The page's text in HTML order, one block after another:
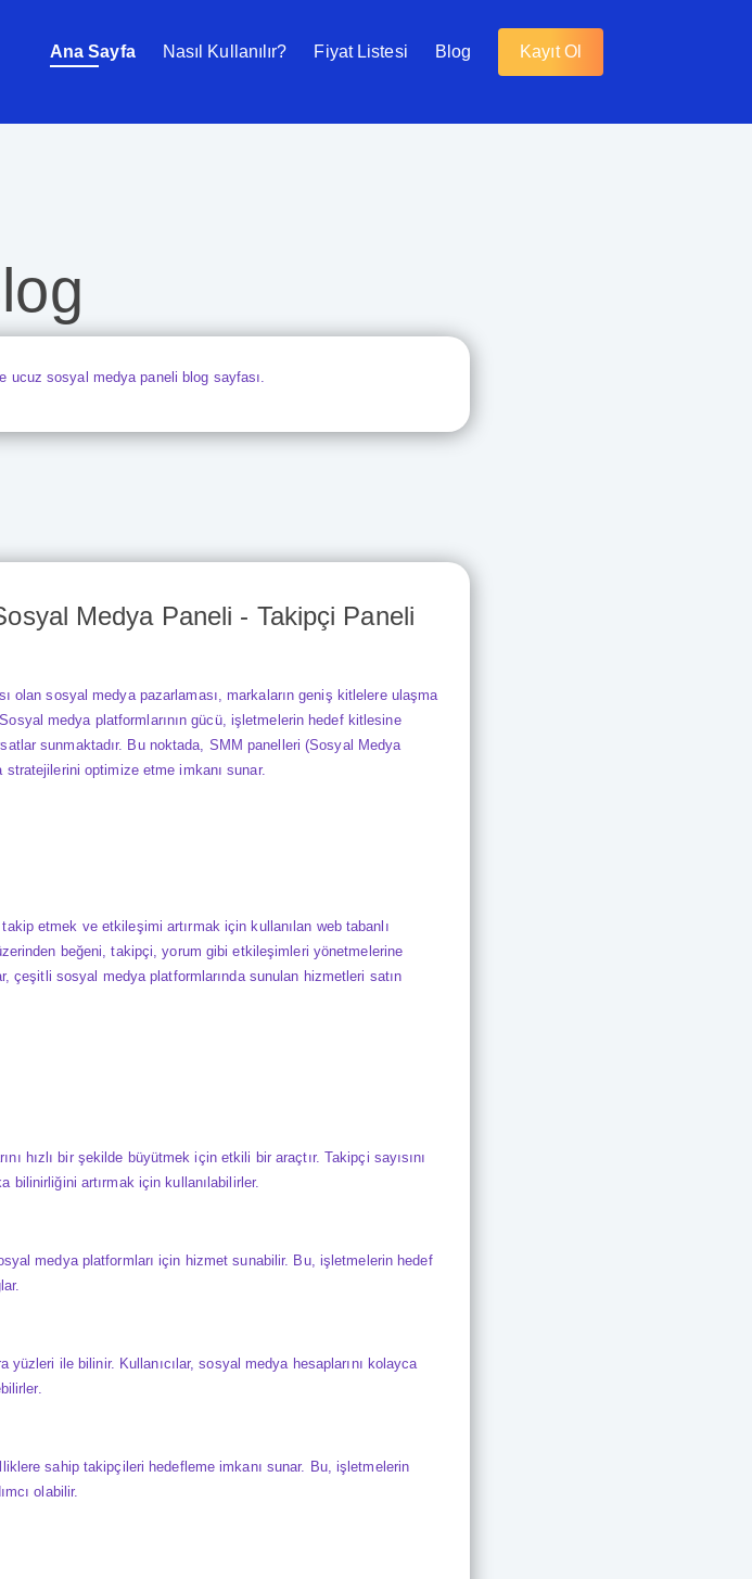
Ana Sayfa Nasıl Kullanılır? Fiyat Listesi Blog Kayıt Ol
sosyal medya paneli blog sayfası.
Medya Paneli - Takipçi Paneli
olan sosyal medya pazarlaması, markaların geniş kitlelere ulaşma
medya platformlarının gücü, işletmelerin hedef kitlesine
sunmaktadır. Bu noktada, SMM panelleri (Sosyal Medya
optimize etme imkanı sunar.
etmek ve etkileşimi artırmak için kullanılan web tabanlı
beğeni, takipçi, yorum gibi etkileşimleri yönetmelerine
çeşitli sosyal medya platformlarında sunulan hizmetleri satın
hızlı bir şekilde büyütmek için etkili bir araçtır. Takipçi sayısını
bilinirliğini artırmak için kullanılabilirler.
medya platformları için hizmet sunabilir. Bu, işletmelerin hedef
yüzleri ile bilinir. Kullanıcılar, sosyal medya hesaplarını kolayca
sahip takipçileri hedefleme imkanı sunar. Bu, işletmelerin
olabilir.